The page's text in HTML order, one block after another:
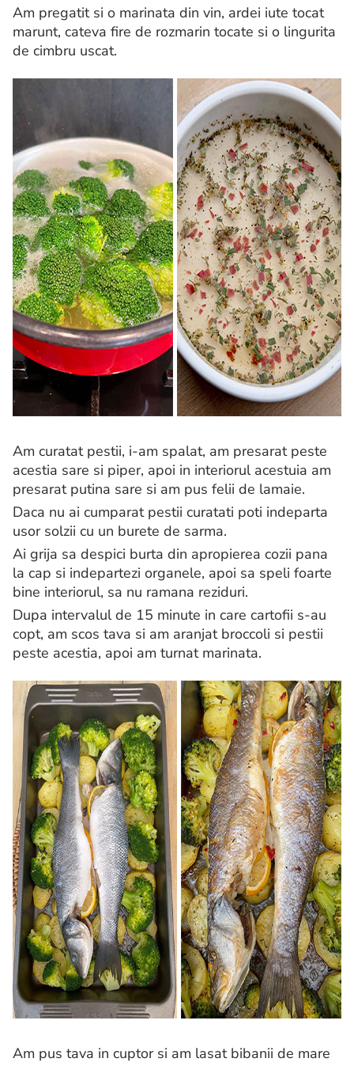
Am pregatit si o marinata din vin, ardei iute tocat
marunt, cateva fire de rozmarin tocate si o lingurita
de cimbru uscat.
Am curatat pestii, i-am spalat, am presarat peste
acestia sare si piper, apoi in interiorul acestuia am
presarat putina sare si am pus felii de lamaie.
Daca nu ai cumparat pestii curatati poti indeparta
usor solzii cu un burete de sarma.
Ai grija sa despici burta din apropierea cozii pana
la cap si indepartezi organele, apoi sa speli foarte
bine interiorul, sa nu ramana reziduri.
Dupa intervalul de 15 minute in care cartofii s-au
copt, am scos tava si am aranjat broccoli si pestii
peste acestia, apoi am turnat marinata.
Am pus tava in cuptor si am lasat bibanii de mare